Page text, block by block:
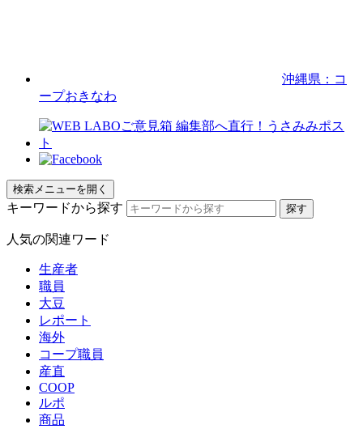
沖縄県：コ
ープおきなわ
検索メニューを開く
キーワードから探す
人気の関連ワード
生産者
職員
大豆
レポート
海外
コープ職員
産直
COOP
ルポ
商品